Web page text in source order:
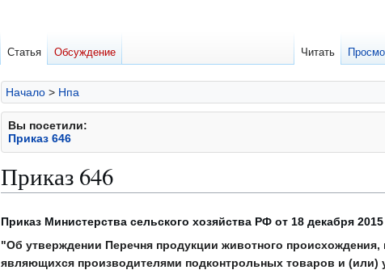
Начало > Нпа
Вы посетили:
Приказ 646
Приказ 646
Перейти
навигации
Перейти
поиску
Приказ Министерства сельского хозяйства РФ от 18 декабря 2015
"Об утверждении Перечня продукции животного
являющихся производителями подконтрольных товаров и (или)
Статья Обсуждение Читать